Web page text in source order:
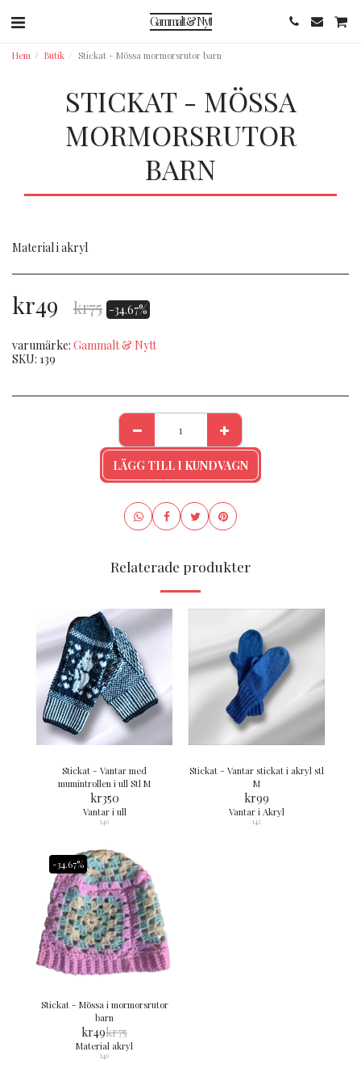
Gammalt & Nytt
Hem Butik Stickat - Mössa mormorsrutor barn
STICKAT - MÖSSA
MORMORSRUTOR
BARN
Material i akryl
kr49 kr75 -34.67%
varumärke: Gammalt & Nytt
SKU: 139
LÄGG TILL I KUNDVAGN
Relaterade produkter
Stickat - Vantar med
mumintrollen i ull Stl M
kr350
Vantar i ull
140
Stickat - Vantar stickat i akryl stl
M
kr99
Vantar i Akryl
142
-34.67%
Stickat - Mössa i mormorsrutor
barn
kr75
kr49
Material akryl
140